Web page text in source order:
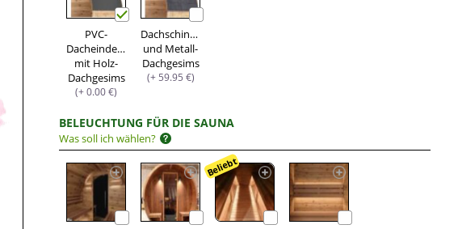
PVC-
Dacheindeckung
mit Holz-
Dachgesims
(+ 0.00 €)
Dachschindeln
und Metall-
Dachgesims
(+ 59.95 €)
BELEUCHTUNG FÜR DIE SAUNA
Was soll ich wählen?
Beliebt